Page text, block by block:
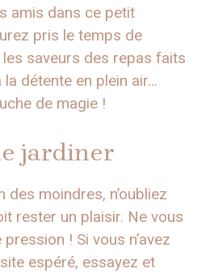
amis dans ce petit
pris le temps de
saveurs des repas faits
détente en plein air…
de magie !
jardiner
des moindres, n’oubliez
rester un plaisir. Ne vous
! Si vous n’avez
espéré, essayez et